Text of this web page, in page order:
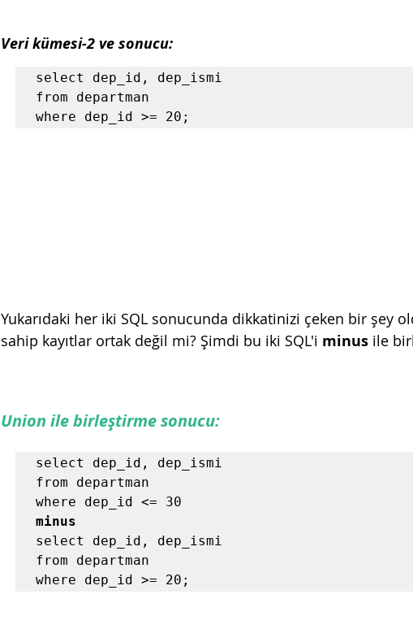
Veri kümesi-2 ve sonucu:
select dep_id, dep_ismi
from departman
where dep_id >= 20;
Yukarıdaki her iki SQL sonucunda dikkatinizi çeken bir şey
sahip kayıtlar ortak değil mi? Şimdi bu iki SQL'i minus ile
Union ile birleştirme sonucu:
select dep_id, dep_ismi
from departman
minus
select dep_id, dep_ismi
from departman
where dep_id >= 20;